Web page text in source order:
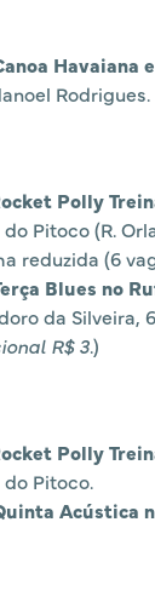
Havaiana
Rodrigues.
Polly
do Pitoco (R.
reduzida (6
Blues no
da Silveira,
R$ 3.)
Polly
do Pitoco.
Acústica